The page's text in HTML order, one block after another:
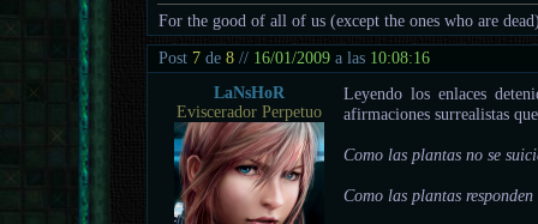
For the good of all of us (except the ones who are
Post 7 de8 // 16/01/2009 a las 10:08:16
LaNsHoR
Eviscerador Perpetuo
Leyendo los enlaces
afirmaciones surrealistas
Como las plantas no se
Como las plantas